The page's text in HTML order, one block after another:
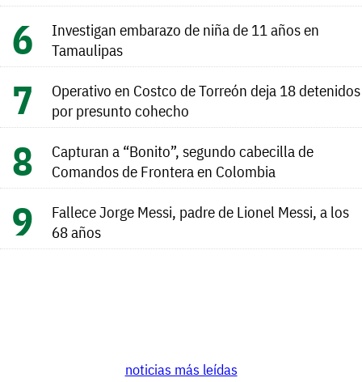
Investigan embarazo de niña de 11 años en
Tamaulipas
Operativo en Costco de Torreón deja 18 detenidos
por presunto cohecho
Capturan a “Bonito”, segundo cabecilla de
Comandos de Frontera en Colombia
Fallece Jorge Messi, padre de Lionel Messi, a los
68 años
noticias más leídas